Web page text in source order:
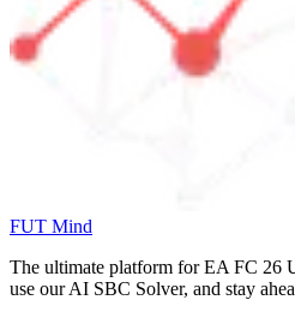
FUT Mind
The ultimate platform for EA FC 26
use our AI SBC Solver, and stay